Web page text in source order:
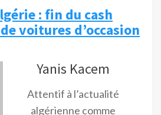
: fin du cash
voitures d’occasion
Yanis Kacem
Attentif à l’actualité
algérienne comme